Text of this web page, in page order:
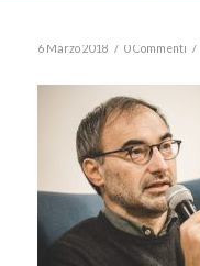
6 Marzo 2018 / 0 Commenti /